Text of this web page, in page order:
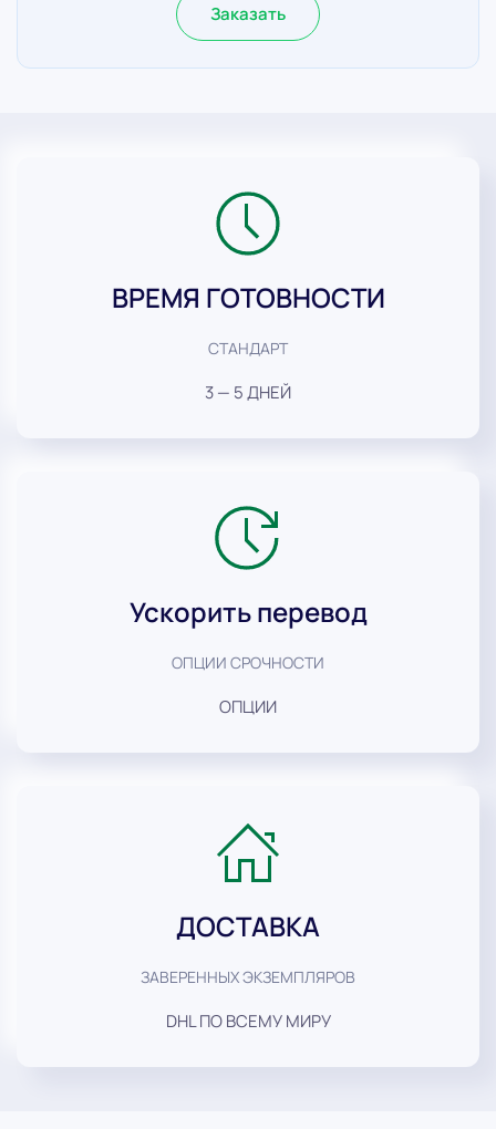
Заказать
ВРЕМЯ ГОТОВНОСТИ
СТАНДАРТ
3 — 5 ДНЕЙ
Ускорить перевод
ОПЦИИ СРОЧНОСТИ
ОПЦИИ
ДОСТАВКА
ЗАВЕРЕННЫХ ЭКЗЕМПЛЯРОВ
DHL ПО ВСЕМУ МИРУ